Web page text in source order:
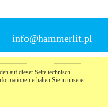
info@hammerlit.pl
|Meldeportal
do góry
auf dieser Seite technisch
erhalten Sie in unserer